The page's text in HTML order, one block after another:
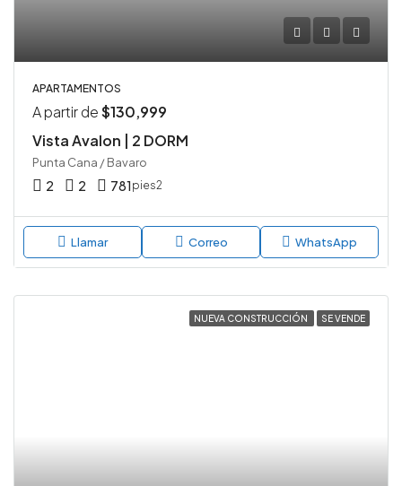
APARTAMENTOS
A partir de$130,999
Vista Avalon | 2 DORM
Punta Cana / Bavaro
2 2 781 pies2
Llamar Correo WhatsApp
NUEVA CONSTRUCCIÓN SE VENDE